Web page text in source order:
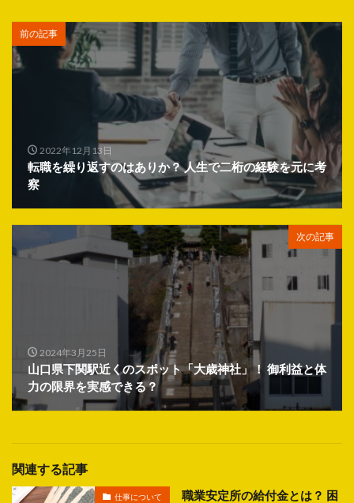
前の記事
2022年12月13日
転職を繰り返すのはありか？ 人生で二桁の経験を元に考
察
次の記事
2024年3月25日
山口県下関駅近くのスポット「大歳神社」！ 御利益と体
力の限界を実感できる？
関連する記事
仕事について
職業安定所の給付金とは？ 困